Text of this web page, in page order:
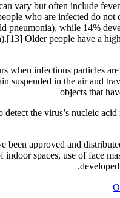
vary but often include
who are infected do
pneumonia), while 14%
Older people have a
when infectious particles
suspended in the air and
objects that
the virus’s nucleic
been approved and
spaces, use of face